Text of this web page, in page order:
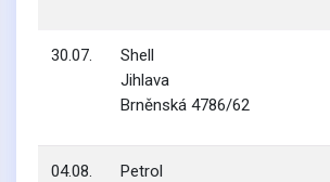
30.07.
Shell
Jihlava
Brněnská 4786/62
04.08.
Petrol